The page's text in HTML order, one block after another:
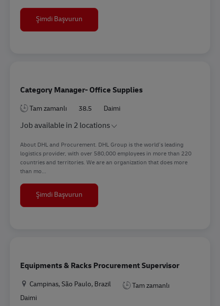
Şimdi Başvurun
Category Manager- Office Supplies
Tam zamanlı 38.5 Daimi
Job available in 2 locations
About DHL and Procurement. DHL Group is the world’s leading
logistics provider, with over 580,000 employees in more than 220
countries and territories. We are an organization that does more
than mo...
Şimdi Başvurun
Equipments & Racks Procurement Supervisor
Konum
Campinas, São Paulo, Brazil
Tam zamanlı
Daimi